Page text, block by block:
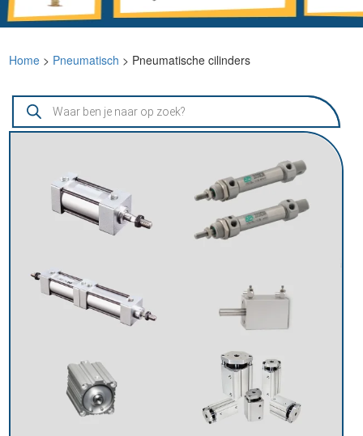
Home> Pneumatisch > Pneumatische cilinders